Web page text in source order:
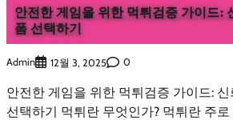
안전한 게임을 위한 먹튀검증 가이드:
폼 선택하기
Admin 12월 3, 2025 0
안전한 게임을 위한 먹튀검증 가이드:
선택하기 먹튀란 무엇인가? 먹튀란 주